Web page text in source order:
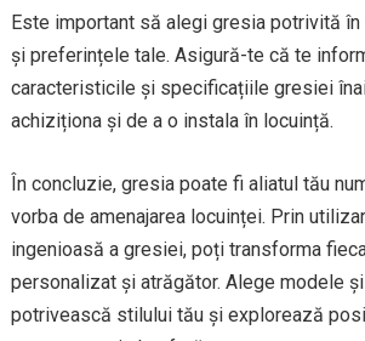
Este important să alegi gresia potrivită
și preferințele tale. Asigură-te că te
caracteristicile și specificațiile gresiei
achiziționa și de a o instala în locuință.
În concluzie, gresia poate fi aliatul tău
vorba de amenajarea locuinței. Prin
ingenioasă a gresiei, poți transforma
personalizat și atrăgător. Alege modele
potrivească stilului tău și explorează